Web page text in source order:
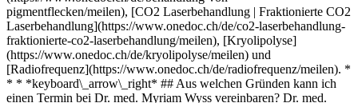
pigmentflecken/meilen), [CO2 Laserbehandlung | Fraktionierte CO2
Laserbehandlung](https://www.onedoc.ch/de/co2-laserbehandlung-
fraktionierte-co2-laserbehandlung/meilen), [Kryolipolyse]
(https://www.onedoc.ch/de/kryolipolyse/meilen) und
[Radiofrequenz](https://www.onedoc.ch/de/radiofrequenz/meilen). *
* * *keyboard\_arrow\_right* ## Aus welchen Gründen kann ich
einen Termin bei Dr. med. Myriam Wyss vereinbaren? Dr. med.